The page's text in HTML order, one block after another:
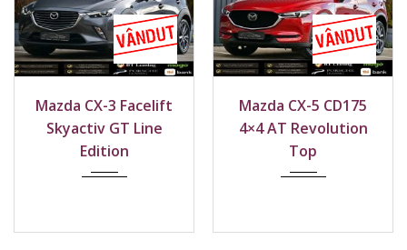
184900 km
Mazda CX-3 Facelift
Skyactiv GT Line
Edition
184700 km
Mazda CX-5 CD175
4×4 AT Revolution
Top